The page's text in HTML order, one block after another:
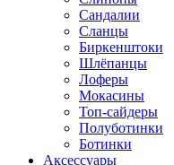
Сандалии
Сланцы
Биркенштоки
Шлёпанцы
Лоферы
Мокасины
Топ-сайдеры
Полуботинки
Ботинки
Аксессуары